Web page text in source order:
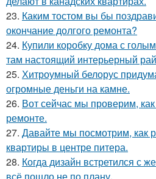
23. Каким тостом вы бы
окончание долгого ремонта?
24. Купили коробку дома с
там настоящий интерьерный
25. Хитроумный белорус
огромные деньги на камне.
26. Вот сейчас мы проверим,
ремонте.
27. Давайте мы посмотрим, как
квартиры в центре питера.
28. Когда дизайн встретился с
всё пошло не по плану.